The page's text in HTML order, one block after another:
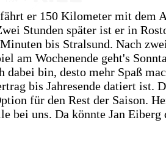
er 150 Kilometer mit dem
Stunden später ist er in
bis Stralsund. Nach
am Wochenende geht's
dabei bin, desto mehr Spaß
bis Jahresende datiert ist.
für den Rest der Saison.
bei uns. Da könnte Jan Eiberg